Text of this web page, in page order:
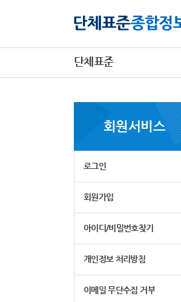
단체표준
회원서비스
로그인
회원가입
아이디/비밀번호찾기
개인정보 처리방침
이메일 무단수집 거부